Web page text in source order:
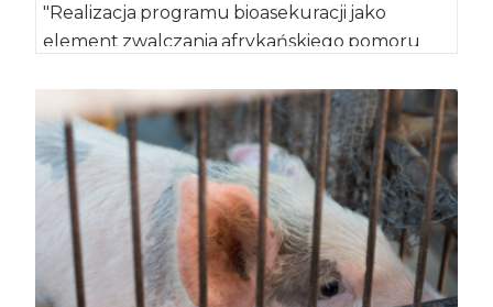
"Realizacja programu bioasekuracji jako
element zwalczania afrykańskiego pomoru
komisja rolnictwa. […]